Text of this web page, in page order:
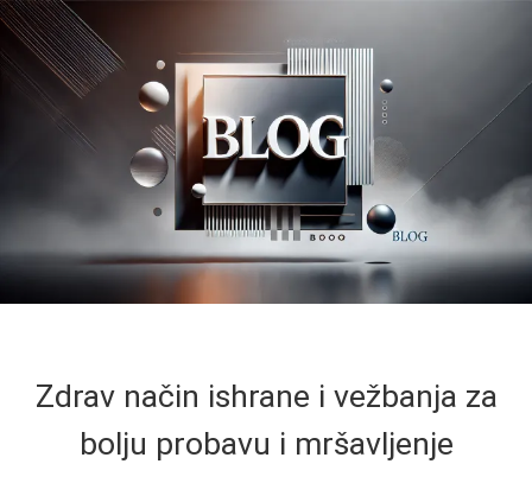
Zdrav način ishrane i vežbanja za
bolju probavu i mršavljenje